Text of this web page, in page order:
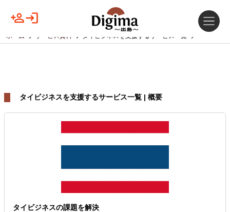
ホーム サービス資料 タイビジネスを支援するサービス一覧
タイビジネスを支援するサービス一覧 | 概要
タイビジネスの課題を解決